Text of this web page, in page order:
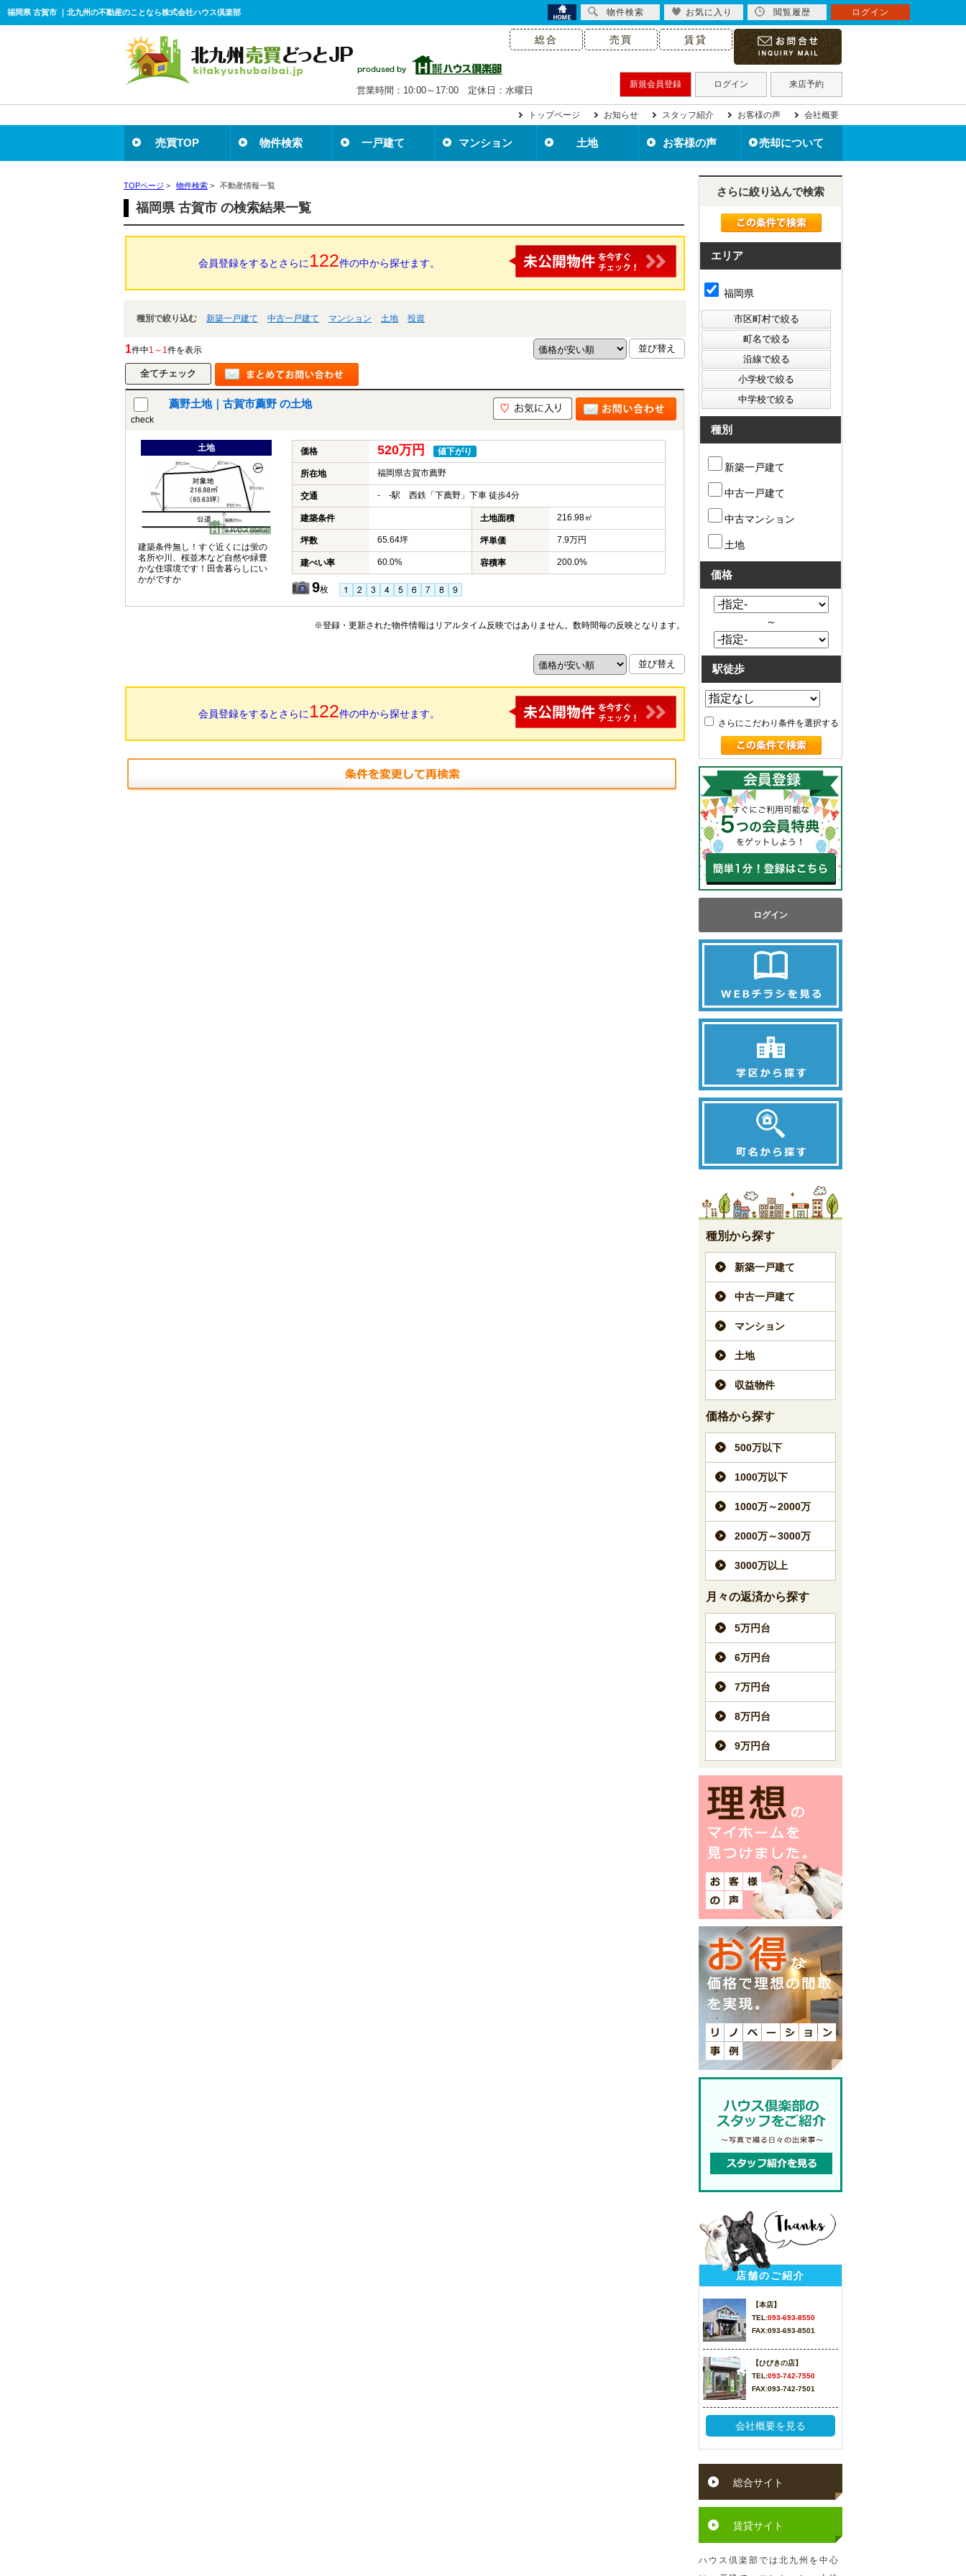
福岡県 古賀市 ｜北九州の不動産のことなら株式会社ハウス倶楽部
総合 売買 賃貸
新規会員登録 ログイン 来店予約
営業時間：10:00～17:00 定休日：水曜日
トップページ お知らせ スタッフ紹介 お客様の声 会社概要
売買TOP 物件検索 一戸建て マンション 土地 お客様の声 売却について
北九州市の不動産売却
離婚で不動産売却
相続で不動産売却
住み替えで不動産売却
空き家を売却
住宅ローン滞納で売却
不動産買取について
売却事例
無料売却査定
TOPページ > 物件検索 > 不動産情報一覧
福岡県 古賀市 の検索結果一覧
会員登録をするとさらに 122件の中から探せます。
種別で絞り込む 新築一戸建て 中古一戸建て マンション 土地 投資
1件中1～1件を表示
check
薦野土地｜古賀市薦野 の土地
土地
建築条件無し！すぐ近くには蛍の
名所や川、桜並木など自然や緑豊
かな住環境です！田舎暮らしにい
かがですか
価格 520万円 値下がり
所在地 福岡県古賀市薦野
交通 - -駅 西鉄「下薦野」下車 徒歩4分
建築条件 土地面積 216.98㎡
坪数 65.64坪 坪単価 7.9万円
建ぺい率 60.0% 容積率 200.0%
9枚
※登録・更新された物件情報はリアルタイム反映ではありません。数時間毎の反映となります。
会員登録をするとさらに 122件の中から探せます。
さらに絞り込んで検索
エリア
福岡県
種別
新築一戸建て
中古一戸建て
中古マンション
土地
価格
～
駅徒歩
さらにこだわり条件を選択する
ログイン
種別から探す
新築一戸建て
中古一戸建て
マンション
土地
収益物件
価格から探す
500万以下
1000万以下
1000万～2000万
2000万～3000万
3000万以上
月々の返済から探す
5万円台
6万円台
7万円台
8万円台
9万円台
店舗のご紹介
【本店】
TEL:093-693-8550
FAX:093-693-8501
【ひびきの店】
TEL:093-742-7550
FAX:093-742-7501
会社概要を見る
総合サイト
賃貸サイト
ハウス倶楽部では北九州を中心
物件検索 お気に入り 閲覧履歴 ログイン